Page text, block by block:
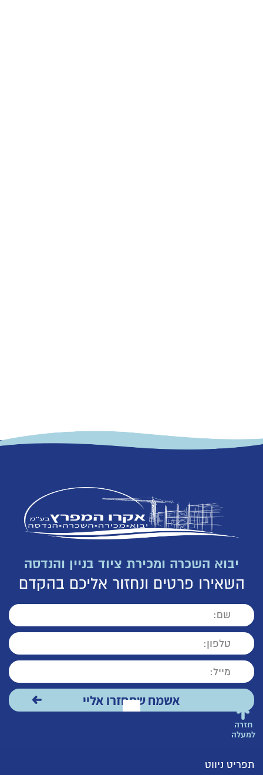
יבוא השכרה ומכירת ציוד בניין והנדסה
השאירו פרטים ונחזור אליכם בהקדם
חזרה
תפריט ניווט